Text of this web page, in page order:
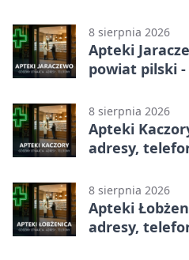
8 sierpnia 2026
Apteki
powiat pilski
8 sierpnia 2026
Apteki
adresy,
8 sierpnia 2026
Apteki
adresy,